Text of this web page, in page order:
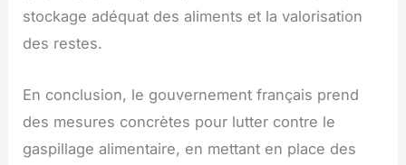
stockage adéquat des aliments et la valorisation
des restes.
En conclusion, le gouvernement français prend
des mesures concrètes pour lutter contre le
gaspillage alimentaire, en mettant en place des